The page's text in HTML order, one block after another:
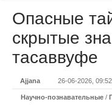
Опасные
скрытые
тасаввуфе
Ajjana 26-06-2026, 09:52
Научно-познавательные /